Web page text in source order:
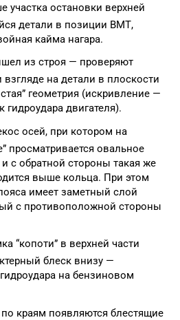
участка остановки верхней
детали в позиции ВМТ,
кайма нагара.
из строя — проверяют
на детали в плоскости
геометрия (искривление —
гидроудара двигателя).
осей, при котором на
просматривается овальное
и с обратной стороны такая же
выше кольца. При этом
имеет заметный слой
с противоположной стороны
“копоти” в верхней части
блеск внизу —
на бензиновом
краям появляются блестящие